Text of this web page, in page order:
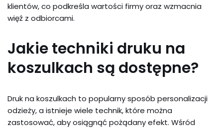
klientów, co podkreśla wartości firmy oraz wzmacnia
więź z odbiorcami.
Jakie techniki druku na
koszulkach są dostępne?
Druk na koszulkach to popularny sposób personalizacji
odzieży, a istnieje wiele technik, które można
zastosować, aby osiągnąć pożądany efekt. Wśród